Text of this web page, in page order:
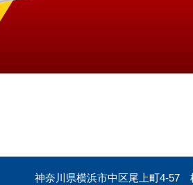
神奈川県横浜市中区尾上町4-57